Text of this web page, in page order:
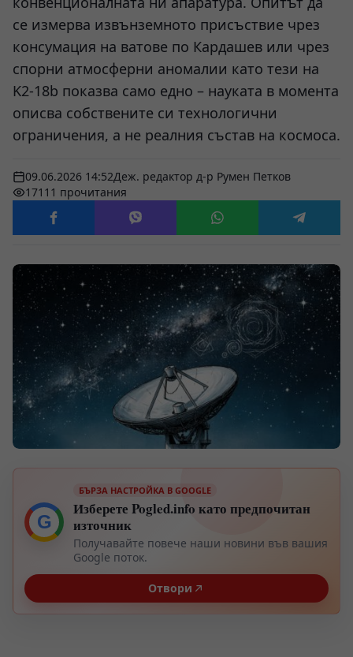
се измерва извънземното присъствие чрез
консумация на ватове по Кардашев или чрез
спорни атмосферни аномалии като тези на
K2-18b показва само едно – науката в момента
описва собствените си технологични
ограничения, а не реалния състав на космоса.
09.06.2026 14:52Деж. редактор д-р Румен Петков
17111 прочитания
G
БЪРЗА НАСТРОЙКА В GOOGLE
Изберете Pogled.info като предпочитан
източник
Получавайте повече наши новини във вашия
Google поток.
Отвори